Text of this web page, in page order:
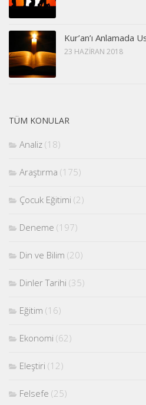
Kur’an’ı Anlamada
23 HAZIRAN 2018
TÜM KONULAR
Analiz (18)
Araştırma (175)
Çocuk Eğitimi (2)
Deneme (197)
Din ve Bilim (20)
Dinler Tarihi (35)
Eğitim (16)
Ekonomi (62)
Eleştiri (12)
Felsefe (25)